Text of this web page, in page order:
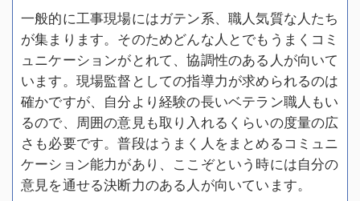
一般的に工事現場にはガテン系、職人気質な人たち
が集まります。そのためどんな人とでもうまくコミ
ュニケーションがとれて、協調性のある人が向いて
います。現場監督としての指導力が求められるのは
確かですが、自分より経験の長いベテラン職人もい
るので、周囲の意見も取り入れるくらいの度量の広
さも必要です。普段はうまく人をまとめるコミュニ
ケーション能力があり、ここぞという時には自分の
意見を通せる決断力のある人が向いています。